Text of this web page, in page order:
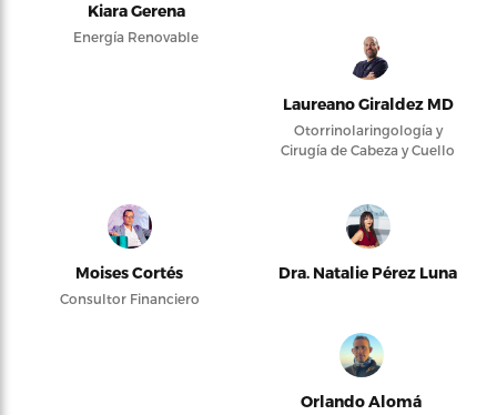
Kiara Gerena
Energía Renovable
Laureano Giraldez MD
Otorrinolaringología y
Cirugía de Cabeza y Cuello
Moises Cortés
Consultor Financiero
Dra. Natalie Pérez Luna
Orlando Alomá